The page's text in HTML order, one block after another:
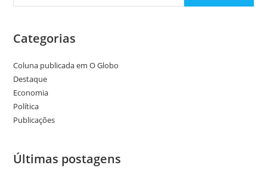
Categorias
Coluna publicada em O Globo
Destaque
Economia
Política
Publicações
Últimas postagens